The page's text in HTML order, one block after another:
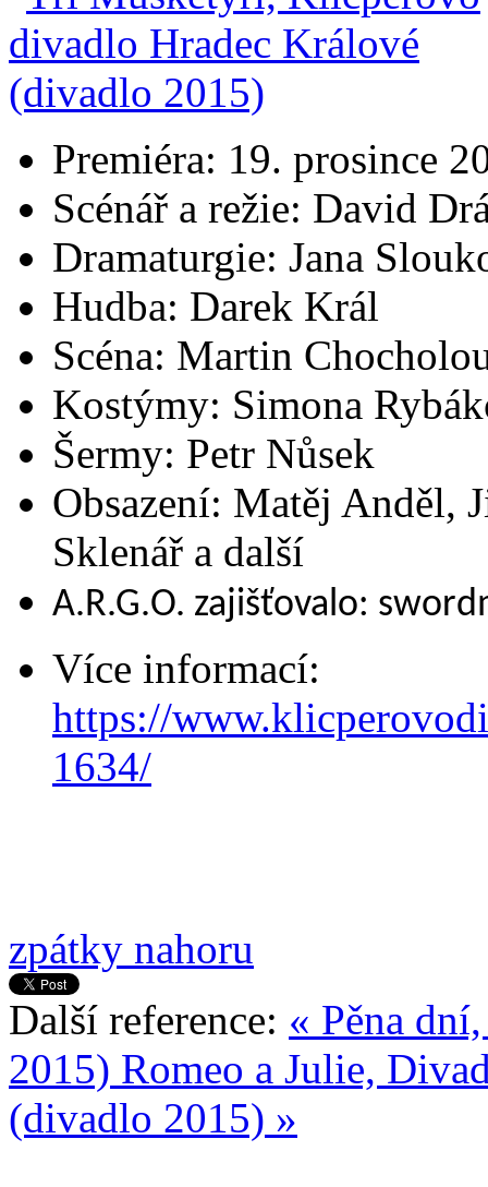
Premiéra: 19. prosince
Scénář a režie: David
Dramaturgie: Jana
Hudba: Darek Král
Scéna: Martin
Kostýmy: Simona
Šermy: Petr Nůsek
Obsazení: Matěj Anděl,
Sklenář a další
A.R.G.O. zajišťovalo:
Více informací:
https://
1634/
zpátky nahoru
Další reference: « Pěna
2015) Romeo a Julie,
(divadlo 2015) »